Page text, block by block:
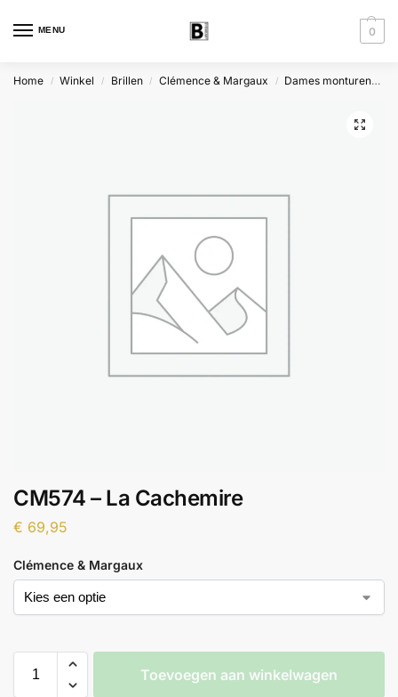
MENU 0
Home / Winkel / Brillen / Clémence & Margaux / Dames monturen
CM574 – La Cachemire
€ 69,95
Clémence & Margaux
Toevoegen aan winkelwagen